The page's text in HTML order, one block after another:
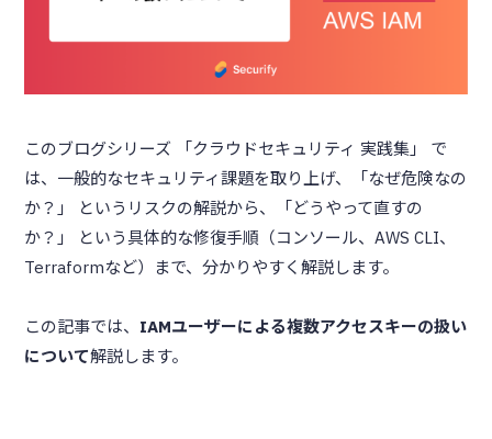
このブログシリーズ 「クラウドセキュリティ 実践集」 で
は、一般的なセキュリティ課題を取り上げ、「なぜ危険なの
か？」 というリスクの解説から、「どうやって直すの
か？」 という具体的な修復手順（コンソール、AWS CLI、
Terraformなど）まで、分かりやすく解説します。
この記事では、 IAMユーザーによる複数アクセスキーの扱い
について解説します。